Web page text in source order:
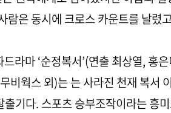
람은 동시에 크로스 카운트를 날렸
라마 ‘순정복서’(연출 최상열, 홍
비웍스 외)는 는 사라진 천재 복서
출기다. 스포츠 승부조작이라는 흥